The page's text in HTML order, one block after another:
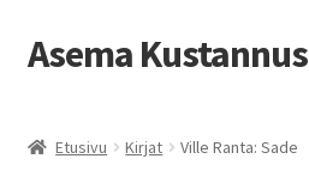
Siirry
navigointiin
Siirry
sisältöön
Asema Kustannus
Etusivu Kirjat Ville Ranta: Sade